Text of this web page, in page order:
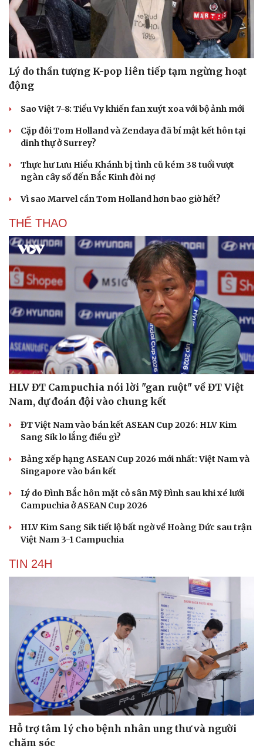
Du lịch
Tư vấn
Săn Tour
check-in
Podcast
Câu chuyện thời sự
Đọc truyện đêm khuya
Cửa sổ tình yêu
Kể chuyện cho bé
Hạt giống tâm hồn
Lý do thần tượng K-pop liên tiếp tạm ngừng hoạt
động
Sao Việt 7-8: Tiểu Vy khiến fan xuýt xoa với bộ ảnh mới
Cặp đôi Tom Holland và Zendaya đã bí mật kết hôn tại
dinh thự ở Surrey?
Thực hư Lưu Hiểu Khánh bị tình cũ kém 38 tuổi vượt
ngàn cây số đến Bắc Kinh đòi nợ
Vì sao Marvel cần Tom Holland hơn bao giờ hết?
THỂ THAO
HLV ĐT Campuchia nói lời "gan ruột" về ĐT Việt
Nam, dự đoán đội vào chung kết
ĐT Việt Nam vào bán kết ASEAN Cup 2026: HLV Kim
Sang Sik lo lắng điều gì?
Bảng xếp hạng ASEAN Cup 2026 mới nhất: Việt Nam và
Singapore vào bán kết
Lý do Đình Bắc hôn mặt cỏ sân Mỹ Đình sau khi xé lưới
Campuchia ở ASEAN Cup 2026
HLV Kim Sang Sik tiết lộ bất ngờ về Hoàng Đức sau trận
Việt Nam 3-1 Campuchia
TIN 24H
Hỗ trợ tâm lý cho bệnh nhân ung thư và người
chăm sóc